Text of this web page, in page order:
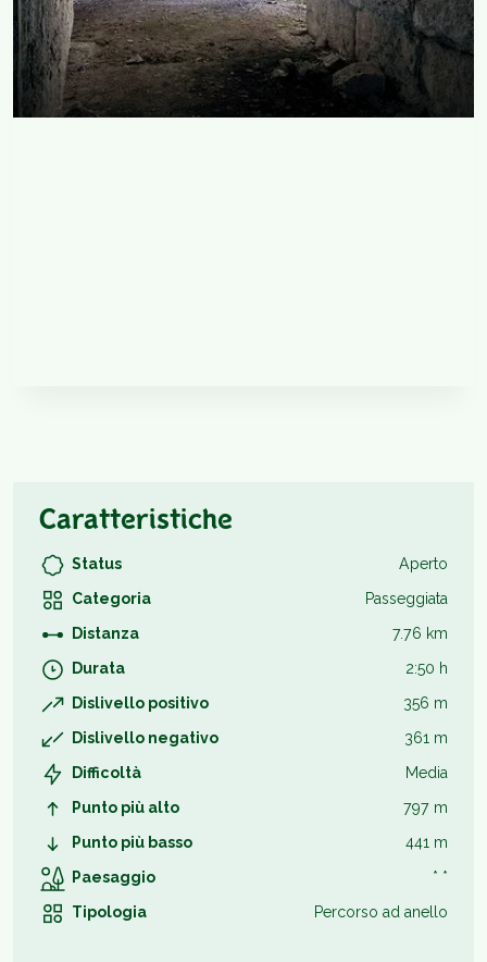
Caratteristiche
Status
Aperto
Categoria
Passeggiata
Distanza
7.76 km
Durata
2:50 h
Dislivello positivo
356 m
Dislivello negativo
361 m
Difficoltà
Media
Punto più alto
797 m
Punto più basso
441 m
Paesaggio
* *
Tipologia
Percorso ad anello